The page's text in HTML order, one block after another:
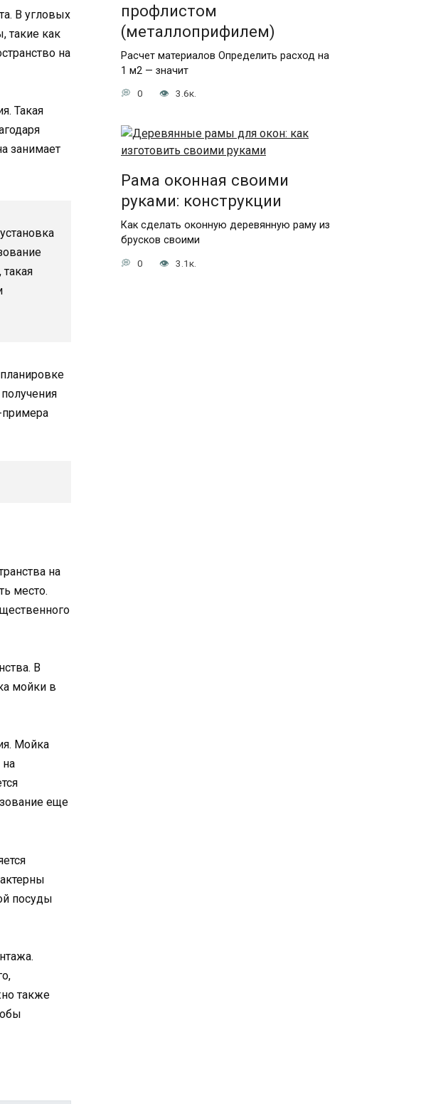
В угловых
такие как
на
Такая
занимает
на
место.
В
мойки в
Мойка
на
еще
посуды
также
профлистом
(металлоприфилем)
Расчет материалов Определить расход на
1 м2 — значит
0 3.6к.
Рама оконная своими
руками: конструкции
Как сделать оконную деревянную раму из
брусков своими
0 3.1к.